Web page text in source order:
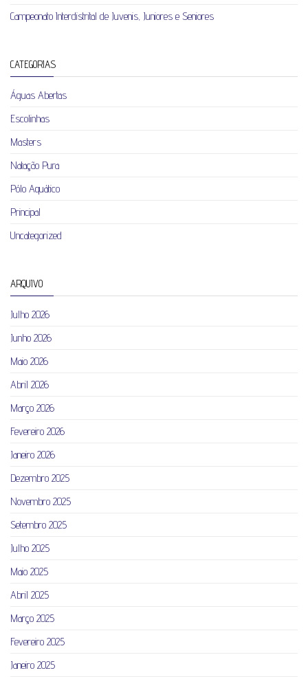
Campeonato Interdistrital de Juvenis, Juniores e Seniores
CATEGORIAS
Águas Abertas
Escolinhas
Masters
Natação Pura
Pólo Aquático
Principal
Uncategorized
ARQUIVO
Julho 2026
Junho 2026
Maio 2026
Abril 2026
Março 2026
Fevereiro 2026
Janeiro 2026
Dezembro 2025
Novembro 2025
Setembro 2025
Julho 2025
Maio 2025
Abril 2025
Março 2025
Fevereiro 2025
Janeiro 2025